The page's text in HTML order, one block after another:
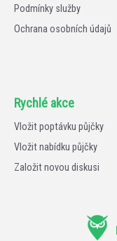
Podmínky služby
Ochrana osobních údajů
Rychlé akce
Vložit poptávku půjčky
Vložit nabídku půjčky
Založit novou diskusi